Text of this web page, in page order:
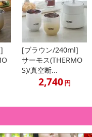
ださい。なお、本理由
は対応いたしかねます。
んたん決済）、ソフトバ
AEON Pay、Amazon
イトへ遷移します。
たうえでお申し込みくだ
[ブラウン/240ml]
サーモス(THERMO
S)/真空断...
2,740円